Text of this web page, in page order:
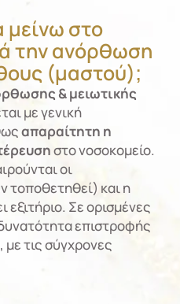
μείνω στο
την ανόρθωση
(μαστού);
& μειωτικής
με γενική
απαραίτητη η
στο νοσοκομείο.
οι
τοποθετηθεί) και η
Σε ορισμένες
επιστροφής
με τις σύγχρονες